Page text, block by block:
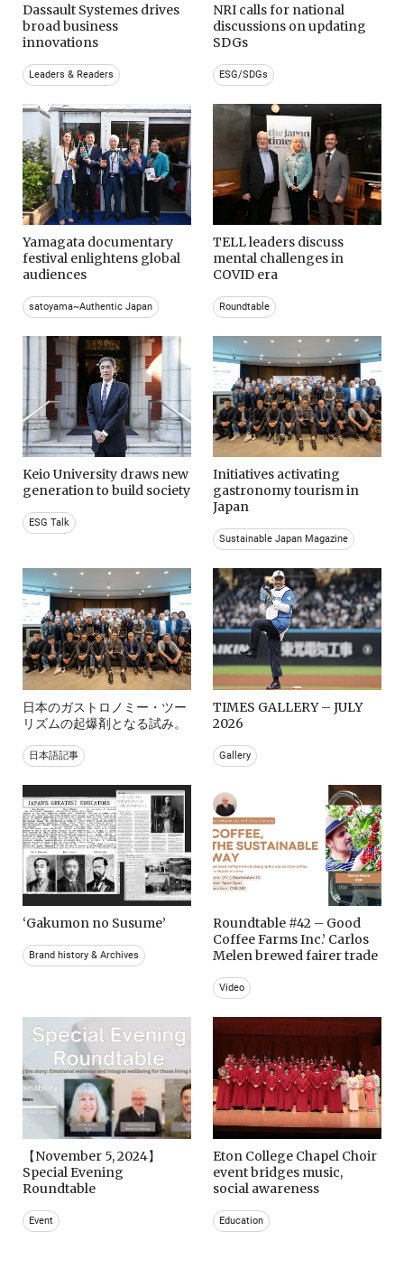
Dassault Systemes drives
broad business
innovations
Leaders & Readers
NRI calls for national
discussions on updating
SDGs
ESG/SDGs
Yamagata documentary
festival enlightens global
audiences
satoyama~Authentic Japan
TELL leaders discuss
mental challenges in
COVID era
Roundtable
Keio University draws new
generation to build society
ESG Talk
Initiatives activating
gastronomy tourism in
Japan
Sustainable Japan Magazine
日本のガストロノミー・ツー
リズムの起爆剤となる試み。
日本語記事
TIMES GALLERY – JULY
2026
Gallery
‘Gakumon no Susume’
Brand history & Archives
Roundtable #42 – Good
Coffee Farms Inc.’ Carlos
Melen brewed fairer trade
Video
【November 5, 2024】
Special Evening
Roundtable
Event
Eton College Chapel Choir
event bridges music,
social awareness
Education